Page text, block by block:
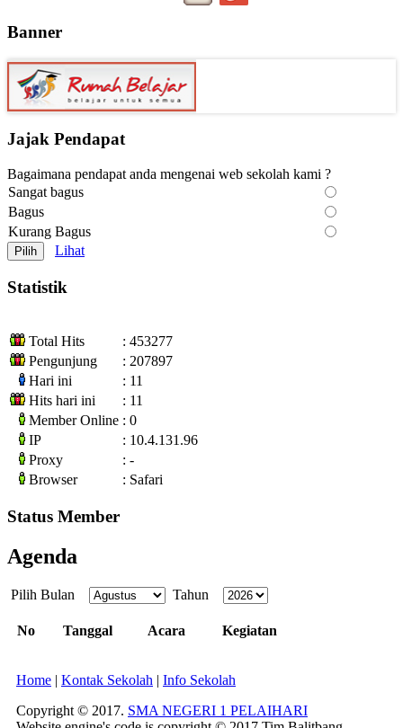
Banner
Jajak Pendapat
Bagaimana pendapat anda mengenai web sekolah kami ?
Sangat bagus
Bagus
Kurang Bagus
Lihat
Statistik
Total Hits
: 453277
Pengunjung
: 207897
Hari ini
: 11
Hits hari ini
: 11
Member Online : 0
IP
: 10.4.131.96
Proxy
: -
Browser
: Safari
Status Member
Agenda
Pilih Bulan Tahun
No Tanggal Acara Kegiatan
Home | Kontak Sekolah | Info Sekolah
Copyright © 2017. SMA NEGERI 1 PELAIHARI